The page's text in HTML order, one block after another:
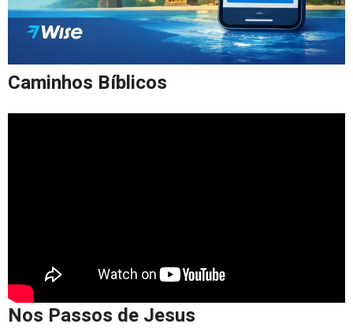
Caminhos Bíblicos
Nos Passos de Jesus